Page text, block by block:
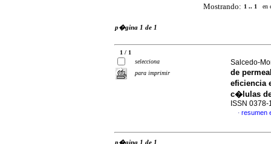
Mostrando: 1 .. 1 en
p�gina 1 de 1
1 / 1
selecciona
para imprimir
Salcedo-
de
eficiencia
c�lulas
ISSN 0378-
· resumen
p�gina 1 de 1